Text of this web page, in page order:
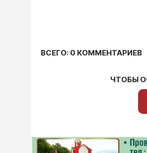
ВСЕГО: 0 КОММЕНТАРИЕВ
ЧТОБЫ